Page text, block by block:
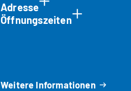
Adresse
Öffnungszeiten
Weitere Informationen